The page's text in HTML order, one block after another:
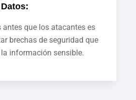
antes que los atacantes es
brechas de seguridad que
información sensible.